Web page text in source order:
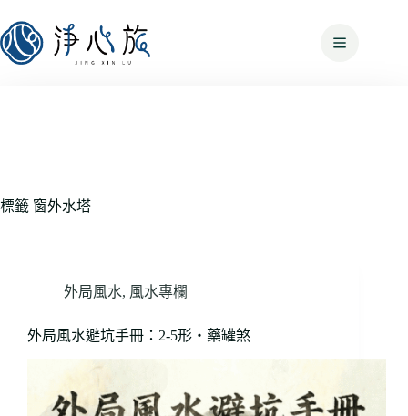
標籤 窗外水塔
外局風水, 風水專欄
外局風水避坑手冊：2-5形・藥罐煞